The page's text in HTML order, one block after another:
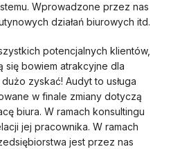
Wprowadzone przez nas
działań biurowych itd.
potencjalnych klientów,
się bowiem atrakcyjne dla
zyskać! Audyt to usługa
w finale zmiany dotyczą
biura. W ramach konsultingu
jej pracownika. W ramach
jest przez nas